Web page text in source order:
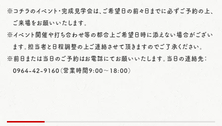
※コチラのイベント・完成見学会は、ご希望日の前々日までに必ずご予約の上、
ご来場をお願いいたします。
※イベント開催や打ち合わせ等の都合上ご希望日時に添えない場合がござい
ます。担当者と日程調整の上ご連絡させて頂きますのでご了承ください。
※前日または当日のご予約はお電話にてお願いいたします。当日の連絡先：
0964-42-9160（営業時間9:00〜18:00）